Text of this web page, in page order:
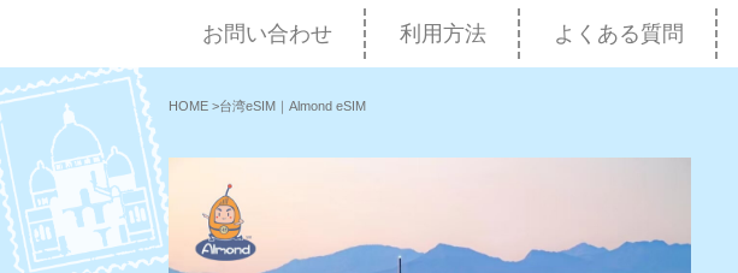
お問い合わせ 利用方法 よくある質問
HOME >台湾eSIM｜Almond eSIM